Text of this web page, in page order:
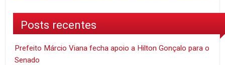
Posts recentes
Prefeito Márcio Viana fecha apoio a Hilton Gonçalo para o
Senado